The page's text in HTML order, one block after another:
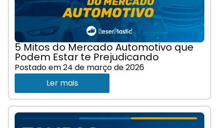
5 Mitos do Mercado Automotivo que
Podem Estar te Prejudicando
Postado em24 de março de 2026
Ler mais